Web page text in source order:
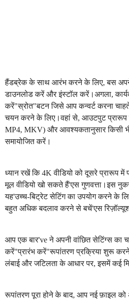
हैंडब्रेक के साथ आरंभ करने के लिए, बस
डाउनलोड करें और इंस्टॉल करें।अगला,
करें"स्रोत"बटन जिसे आप कन्वर्ट करना
चयन करने के लिए।वहां से, आउटपुट
MP4, MKV) और आवश्यकतानुसार किसी
समायोजित करें।
ध्यान रखें कि 4K वीडियो को दूसरे प्रारूप
मूल वीडियो खो सकते हैं'एस गुणवत्ता।इस
यह'उच्च-बिट्रेट सेटिंग का उपयोग करने के
बहुत अधिक बदलाव करने से बचें'एस
आप एक बार've ने अपनी वांछित सेटिंग्स का
करें"प्रारंभ करें"रूपांतरण प्रक्रिया शुरू
लंबाई और जटिलता के आधार पर, इसमें कई
रूपांतरण पूरा होने के बाद, आप नई फ़ाइल को